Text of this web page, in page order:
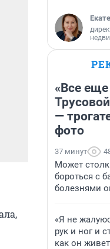
«Все
—
фото
37 минут
Может
бороться с
болезнями
«Я не
рук и ног и
как он